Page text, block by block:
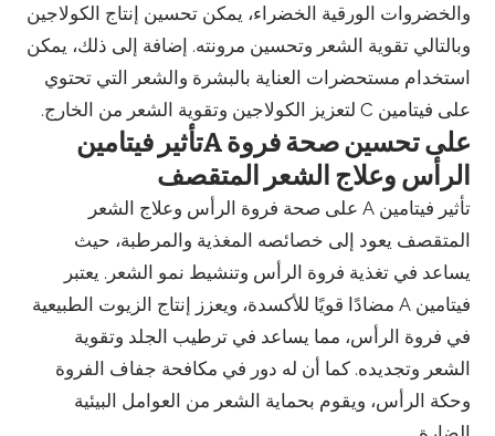
والخضروات الورقية الخضراء، يمكن تحسين إنتاج الكولاجين
وبالتالي تقوية الشعر وتحسين مرونته. إضافة إلى ذلك، يمكن
استخدام مستحضرات العناية بالبشرة والشعر التي تحتوي
على فيتامين C لتعزيز الكولاجين وتقوية الشعر من الخارج.
تأثير فيتامينA على تحسين صحة فروة
الرأس وعلاج الشعر المتقصف
تأثير فيتامين A على صحة فروة الرأس وعلاج الشعر
المتقصف يعود إلى خصائصه المغذية والمرطبة، حيث
يساعد في تغذية فروة الرأس وتنشيط نمو الشعر. يعتبر
فيتامين A مضادًا قويًا للأكسدة، ويعزز إنتاج الزيوت الطبيعية
في فروة الرأس، مما يساعد في ترطيب الجلد وتقوية
الشعر وتجديده. كما أن له دور في مكافحة جفاف الفروة
وحكة الرأس، ويقوم بحماية الشعر من العوامل البيئية